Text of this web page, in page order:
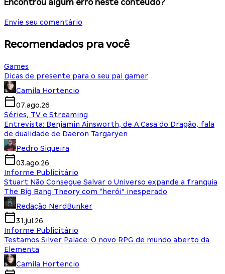
Encontrou algum erro neste conteúdo?
Envie seu comentário
Recomendados pra você
Games
Dicas de presente para o seu pai gamer
Camila Hortencio
07.ago.26
Séries, TV e Streaming
Entrevista: Benjamin Ainsworth, de A Casa do Dragão, fala
de dualidade de Daeron Targaryen
Pedro Siqueira
03.ago.26
Informe Publicitário
Stuart Não Consegue Salvar o Universo expande a franquia
The Big Bang Theory com “herói” inesperado
Redação NerdBunker
31.jul.26
Informe Publicitário
Testamos Silver Palace: O novo RPG de mundo aberto da
Elementa
Camila Hortencio